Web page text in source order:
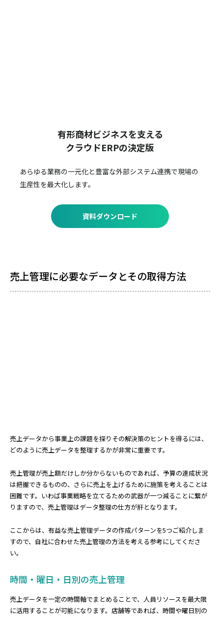
有形商材ビジネスを支える
クラウドERPの決定版
あらゆる業務の一元化と豊富な外部システム連携で現場の
生産性を最大化します。
資料ダウンロード
売上管理に必要なデータとその取得方法
売上データから事業上の課題を探りその解決策のヒントを得るには、
どのように売上データを整理するかが非常に重要です。
売上管理が売上額だけしか分からないものであれば、予算の達成状況
は把握できるものの、さらに売上を上げるために施策を考えることは
困難です。いわば事業戦略を立てるための武器が一つ減ることに繋が
りますので、売上管理はデータ整理の仕方が肝となります。
ここからは、有益な売上管理データの作成パターンを5つご紹介しま
すので、自社に合わせた売上管理の方法を考える参考にしてくださ
い。
時間・曜日・日別の売上管理
売上データを一定の時間軸でまとめることで、人員リソースを最大限
に活用することが可能になります。店舗等であれば、時間や曜日別の